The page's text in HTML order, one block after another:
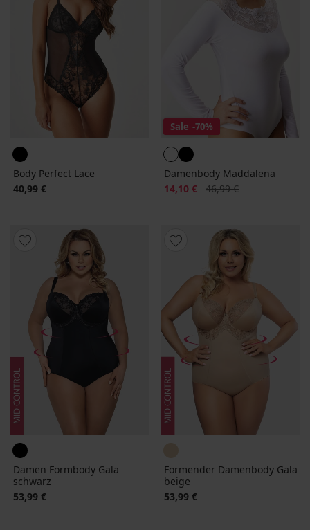
Body Perfect Lace
40,99 €
Sale -70%
Damenbody Maddalena
Rabatt
14,10 € Alter Preis
46,99 €
Damen Formbody Gala
schwarz
53,99 €
Formender Damenbody Gala
beige
53,99 €